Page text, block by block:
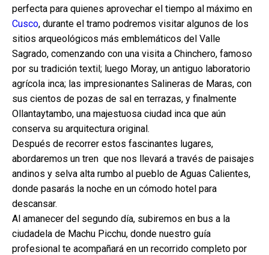
perfecta para quienes aprovechar el tiempo al máximo en
Cusco, durante el tramo podremos visitar algunos de los
sitios arqueológicos más emblemáticos del Valle
Sagrado, comenzando con una visita a Chinchero, famoso
por su tradición textil; luego Moray, un antiguo laboratorio
agrícola inca; las impresionantes Salineras de Maras, con
sus cientos de pozas de sal en terrazas, y finalmente
Ollantaytambo, una majestuosa ciudad inca que aún
conserva su arquitectura original.
Después de recorrer estos fascinantes lugares,
abordaremos un tren que nos llevará a través de paisajes
andinos y selva alta rumbo al pueblo de Aguas Calientes,
donde pasarás la noche en un cómodo hotel para
descansar.
Al amanecer del segundo día, subiremos en bus a la
ciudadela de Machu Picchu, donde nuestro guía
profesional te acompañará en un recorrido completo por